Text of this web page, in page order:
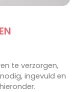
te verzorgen,
ingevuld en